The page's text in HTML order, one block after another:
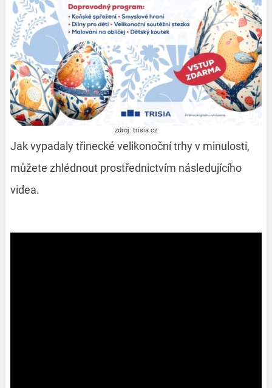
zdroj: trisia.cz
Jak vypadaly třinecké velikonoční trhy v minulosti,
můžete zhlédnout prostřednictvím následujícího
videa.